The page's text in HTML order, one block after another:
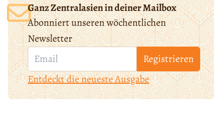
Ganz Zentralasien in deiner Mailbox
Abonniert unseren wöchentlichen
Newsletter
Registrieren
Entdeckt die neueste Ausgabe